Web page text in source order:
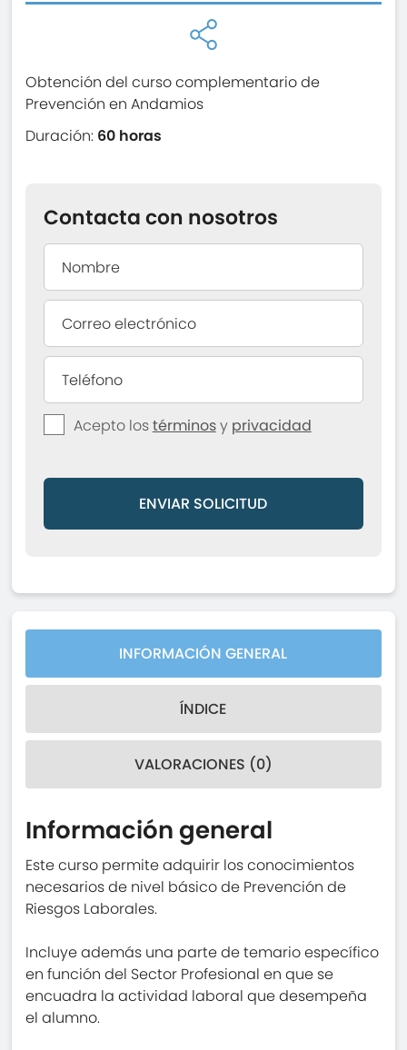
Obtención del curso complementario de
Prevención en Andamios
Duración: 60 horas
Contacta con nosotros
Acepto lostérminosy privacidad
ENVIAR SOLICITUD
INFORMACIÓN GENERAL
ÍNDICE
VALORACIONES (0)
Información general
Este curso permite adquirir los conocimientos
necesarios de nivel básico de Prevención de
Riesgos Laborales.
Incluye además una parte de temario específico
en función del Sector Profesional en que se
encuadra la actividad laboral que desempeña
el alumno.